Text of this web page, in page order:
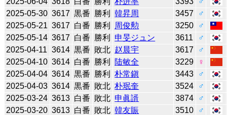
2025-05-30 3617 黒番 勝利 韓昇周 3457
♂
2025-05-21 3617 白番 勝利 周俊勲 3250
♂
2025-05-14 3617 白番 勝利 申旻ジュン 3611
♂
2025-04-11 3614 黒番 敗北 赵晨宇 3617
♂
2025-04-10 3614 白番 勝利 陆敏全 3229
♀
2025-04-04 3614 黒番 勝利 朴常鎭 3443
♂
2025-04-03 3614 黒番 敗北 朴珉奎 3524
♂
2025-03-24 3613 白番 敗北 申眞諝 3874
♂
2025-03-20 3613 白番 敗北 韓友賑 3510
♂